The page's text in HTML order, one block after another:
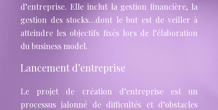
d’entreprise. Elle inclut la gestion financière, la
gestion des stocks…dont le but est de veiller à
atteindre les objectifs fixés lors de l’élaboration
du business model.
Lancement d’entreprise
Le projet de création d’entreprise est un
processus jalonné de difficultés et d’obstacles